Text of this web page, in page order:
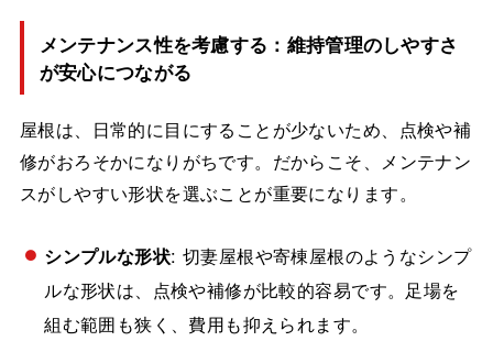
メンテナンス性を考慮する：維持管理のしやすさ
が安心につながる
屋根は、日常的に目にすることが少ないため、点検や補
修がおろそかになりがちです。だからこそ、メンテナン
スがしやすい形状を選ぶことが重要になります。
シンプルな形状: 切妻屋根や寄棟屋根のようなシンプ
ルな形状は、点検や補修が比較的容易です。足場を
組む範囲も狭く、費用も抑えられます。